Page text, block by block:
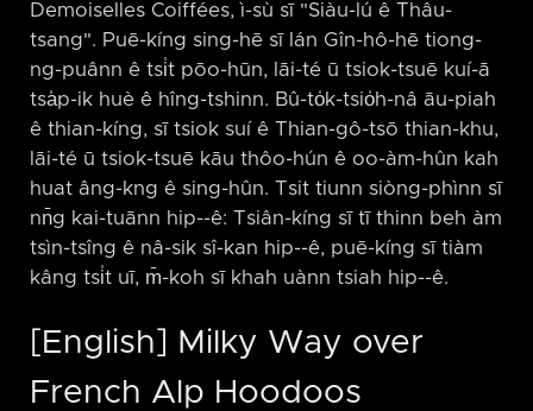
Demoiselles Coiffées, ì-sù sī "Siàu-lú ê Thâu-
tsang". Puē-kíng sing-hē sī lán Gîn-hô-hē tiong-
ng-puânn ê tsi̍t pōo-hūn, lāi-té ū tsiok-tsuē kuí-ā
tsa̍p-ik huè ê hîng-tshinn. Bû-to̍k-tsio̍h-nâ āu-piah
ê thian-kíng, sī tsiok suí ê Thian-gô-tsō thian-khu,
lāi-té ū tsiok-tsuē kāu thôo-hún ê oo-àm-hûn kah
huat âng-kng ê sing-hûn. Tsit tiunn siòng-phìnn sī
nn̄g kai-tuānn hip-⁠-ê: Tsiân-kíng sī tī thinn beh àm
tsìn-tsîng ê nâ-sik sî-kan hip-⁠-ê, puē-kíng sī tiàm
kâng tsi̍t uī, m̄-koh sī khah uànn tsiah hip-⁠-ê.
[English] Milky Way over
French Alp Hoodoos